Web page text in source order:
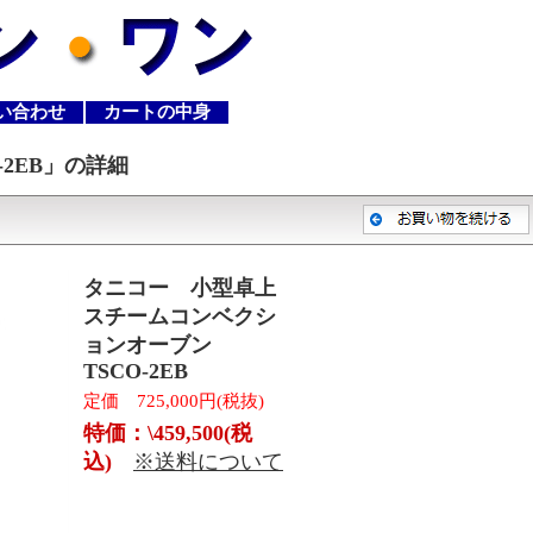
合わせ カートの中身
」の詳細
タニコー 小型卓上
スチームコンベクシ
ョンオーブン
TSCO-2EB
定価 725,000円(税抜)
特価：\459,500(税
込) ※送料について